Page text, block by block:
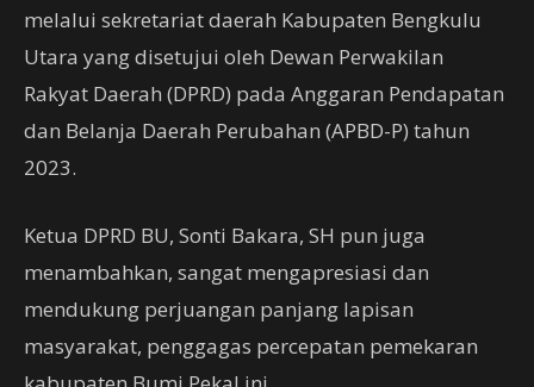
melalui sekretariat daerah Kabupaten Bengkulu
Utara yang disetujui oleh Dewan Perwakilan
Rakyat Daerah (DPRD) pada Anggaran Pendapatan
dan Belanja Daerah Perubahan (APBD-P) tahun
2023.
Ketua DPRD BU, Sonti Bakara, SH pun juga
menambahkan, sangat mengapresiasi dan
mendukung perjuangan panjang lapisan
masyarakat, penggagas percepatan pemekaran